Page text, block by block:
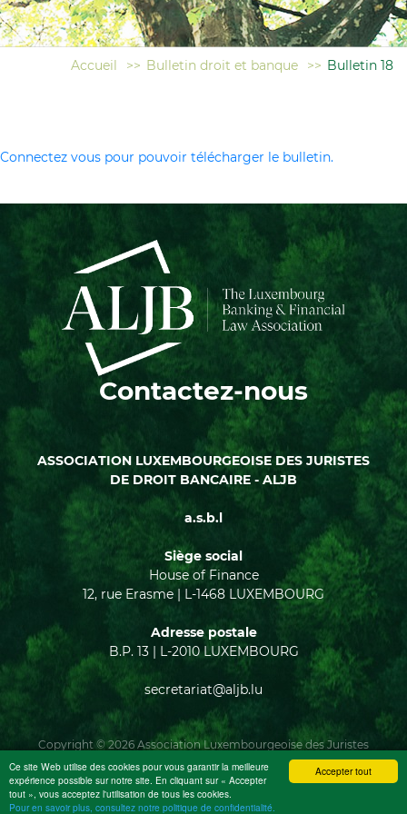
Accepter tout
Ce site Web utilise des cookies pour vous garantir la meilleure
expérience possible sur notre site. En cliquant sur « Accepter
tout », vous acceptez l'utilisation de tous les cookies.
Pour en savoir plus, consultez notre politique de confidentialité.
Accueil >> Bulletin droit et banque >> Bulletin 18
Connectez vous pour pouvoir télécharger le bulletin.
Contactez-nous
ASSOCIATION LUXEMBOURGEOISE DES JURISTES
DE DROIT BANCAIRE - ALJB
a.s.b.l
Siège social
House of Finance
12, rue Erasme | L-1468 LUXEMBOURG
Adresse postale
B.P. 13 | L-2010 LUXEMBOURG
secretariat@aljb.lu
Copyright © 2026 Association Luxembourgeoise des Juristes
de Droit Bancaire -
Mentions légales
Politique de traitement
des données